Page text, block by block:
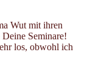
Wut mit ihren
Deine Seminare!
los, obwohl ich